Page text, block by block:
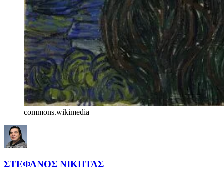
commons.wikimedia
ΣΤΕΦΑΝΟΣ ΝΙΚΗΤΑΣ